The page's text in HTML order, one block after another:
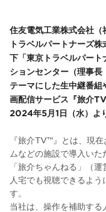
住友電気工業株式会社
トラベルパートナーズ
下「東京トラベルパー
ションセンター（理事
テーマにした⽣中継番
画配信サービス『旅介
2024年5月1日（水）よ
『旅介TV™』とは、現
ムなどの施設で導⼊い
「旅介ちゃんねる」（
人宅でも視聴できるよ
す。
当社は、操作を補助す